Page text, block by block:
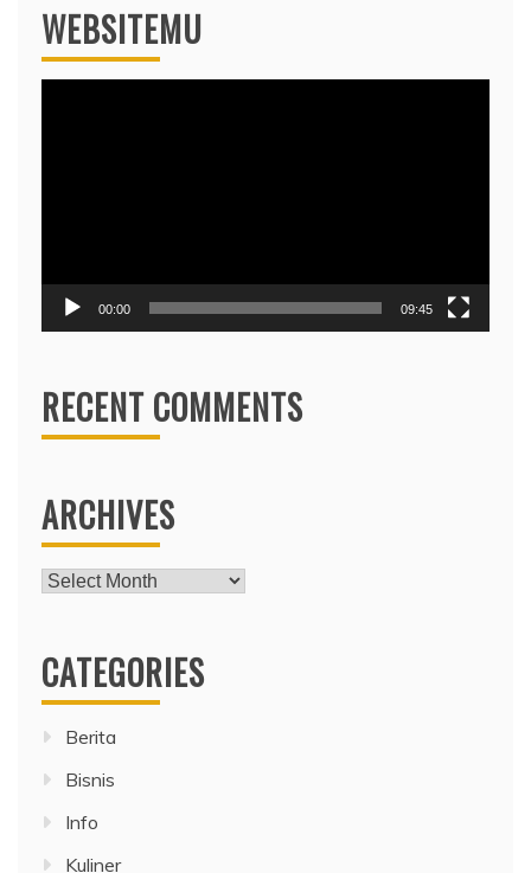
WEBSITEMU
00:00 09:45
RECENT COMMENTS
ARCHIVES
Archives
CATEGORIES
Berita
Bisnis
Info
Kuliner